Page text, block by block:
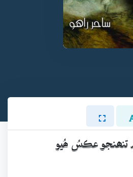
تنھنجو عڪسُ ھُيو